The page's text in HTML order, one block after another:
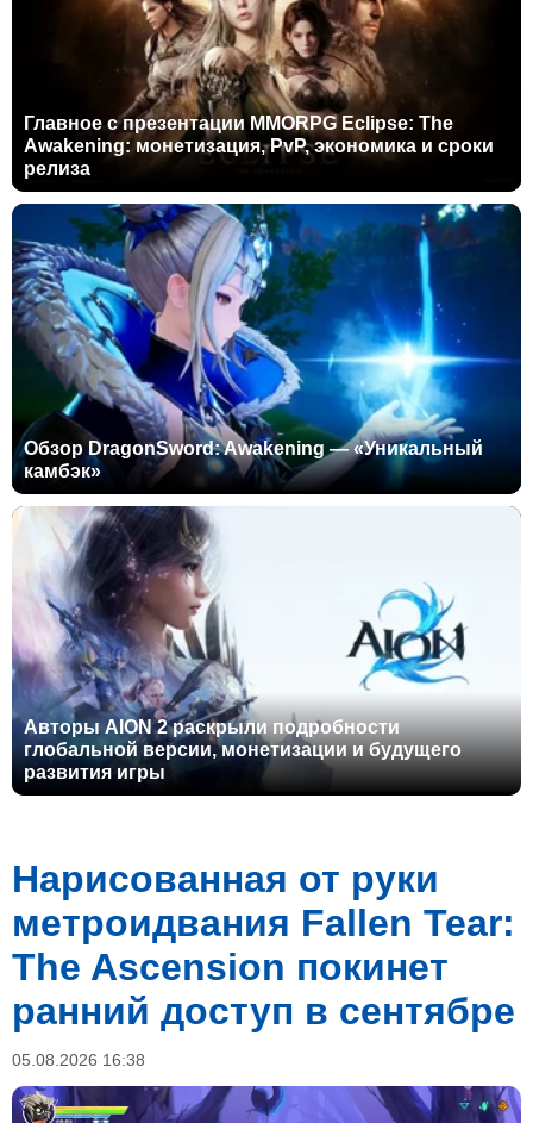
Главное с презентации MMORPG Eclipse: The
Awakening: монетизация, PvP, экономика и сроки
релиза
Обзор DragonSword: Awakening — «Уникальный
камбэк»
Авторы AION 2 раскрыли подробности
глобальной версии, монетизации и будущего
развития игры
Нарисованная от руки
метроидвания Fallen Tear:
The Ascension покинет
ранний доступ в сентябре
05.08.2026 16:38